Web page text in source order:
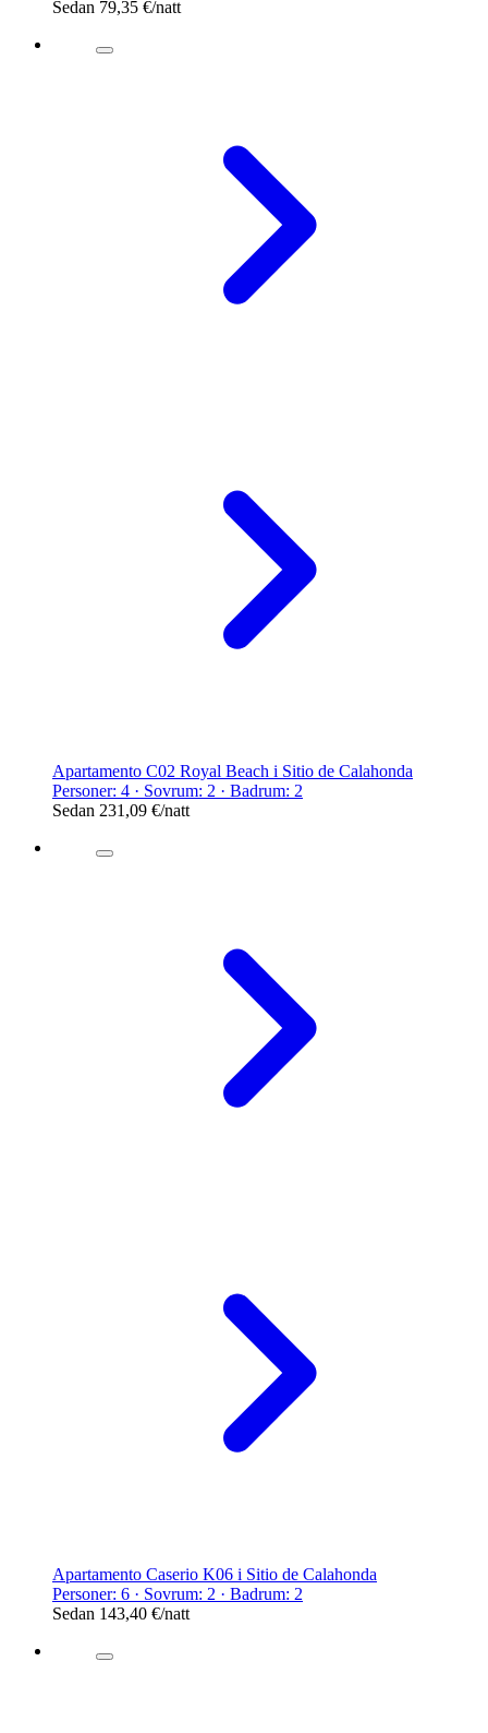
Sedan 79,35 €/natt
Apartamento C02 Royal Beach i Sitio de Calahonda
Personer: 4 · Sovrum: 2 · Badrum: 2
Sedan 231,09 €/natt
Apartamento Caserio K06 i Sitio de Calahonda
Personer: 6 · Sovrum: 2 · Badrum: 2
Sedan 143,40 €/natt